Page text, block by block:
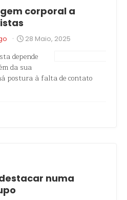
corporal a
· 28 Maio, 2025
depende
da sua
postura à falta de contato
numa